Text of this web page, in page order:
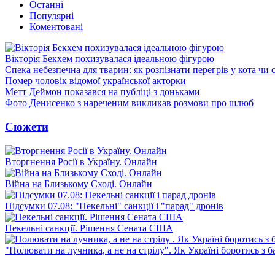
Останні
Популярні
Коментовані
Вікторія Бекхем похизувалася ідеальною фігурою
Спека небезпечна для тварин: як розпізнати перегрів у кота чи
Помер чоловік відомої української акторки
Метт Деймон показався на публіці з доньками
Фото Денисенко з нареченим викликав розмови про шлюб
Сюжети
Вторгнення Росії в Україну. Онлайн
Війна на Близькому Сході. Онлайн
Підсумки 07.08: "Пекельні" санкції і "парад" дронів
Пекельні санкції. Рішення Сената США
"Полювати на лучника, а не на стрілу". Як Україні боротись з